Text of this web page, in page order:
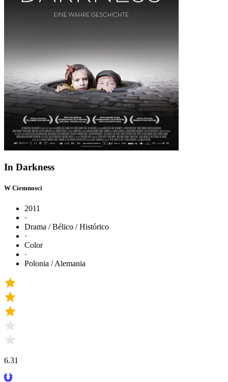
In Darkness
W Ciemnosci
2011
·
Drama / Bélico / Histórico
·
Color
·
Polonia / Alemania
6.31